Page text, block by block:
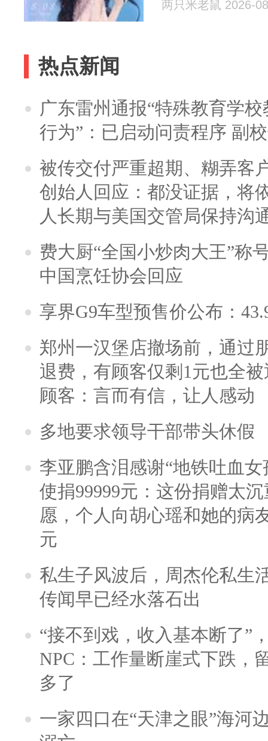
两只米老鼠 2026-
热点新闻
广东雷州通报“特殊教育学
行为”：已启动问责程序 副
被传交付严重超期、糊弄客
创始人回应：都没证据，将
人长期与美国交管局保持沟
费大厨“全国小炒肉大王”称
中国烹饪协会回应
享界G9车型预售价公布：
郑州一汉堡店撤场前，通过
退费，有顾客仅剩1元也全
顾客：言而有信，让人感动
多地要求领导干部带头休假
李亚鹏含泪感谢“地铁吐血
使捐99999元：这份捐赠太
愿，个人向胡心瑶和她的病
元
私生子风波后，周杰伦私生
传闻早已经水落石出
“接不到戏，收入基本断了”
NPC：工作量断崖式下跌，
多了
一家四口在“天津之眼”海河